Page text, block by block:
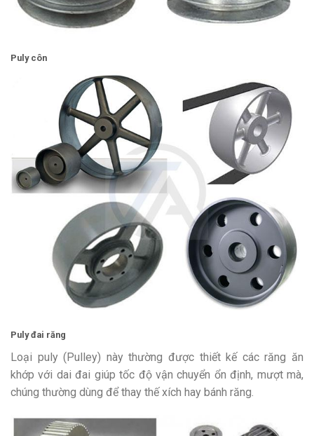
Puly côn
Puly đai răng
Loại puly (Pulley) này thường được thiết kế các răng ăn
khớp với dai đai giúp tốc độ vận chuyển ổn định, mượt mà,
chúng thường dùng để thay thế xích hay bánh răng.